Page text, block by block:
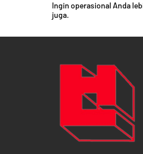
Ingin operasional Anda
juga.